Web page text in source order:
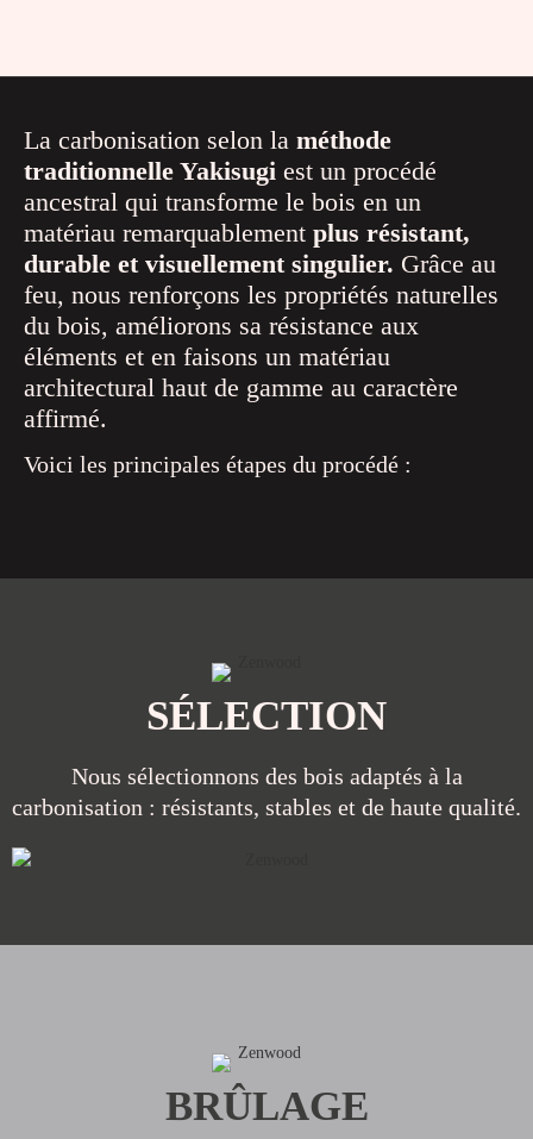
La carbonisation selon la méthode
traditionnelle Yakisugi est un procédé
ancestral qui transforme le bois en un
matériau remarquablement plus résistant,
durable et visuellement singulier. Grâce au
feu, nous renforçons les propriétés naturelles
du bois, améliorons sa résistance aux
éléments et en faisons un matériau
architectural haut de gamme au caractère
affirmé.
Voici les principales étapes du procédé :
SÉLECTION
Nous sélectionnons des bois adaptés à la
carbonisation : résistants, stables et de haute qualité.
BRÛLAGE